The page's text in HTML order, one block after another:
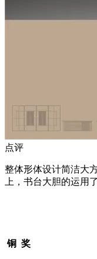
点评
整体形体设计简洁大
上，书台大胆的运用
铜 奖